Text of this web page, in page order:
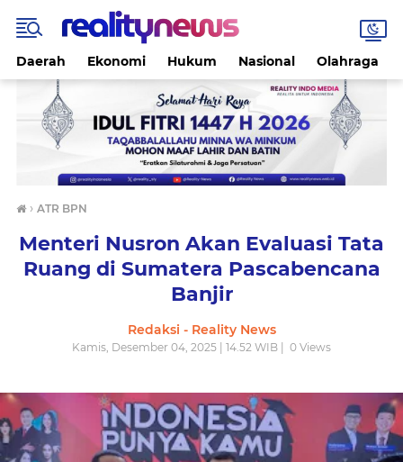
Daerah Ekonomi Hukum Nasional Olahraga
› ATR BPN
Menteri Nusron Akan Evaluasi Tata
Ruang di Sumatera Pascabencana
Banjir
Redaksi - Reality News
Kamis, Desember 04, 2025 | 14.52 WIB | 0 Views